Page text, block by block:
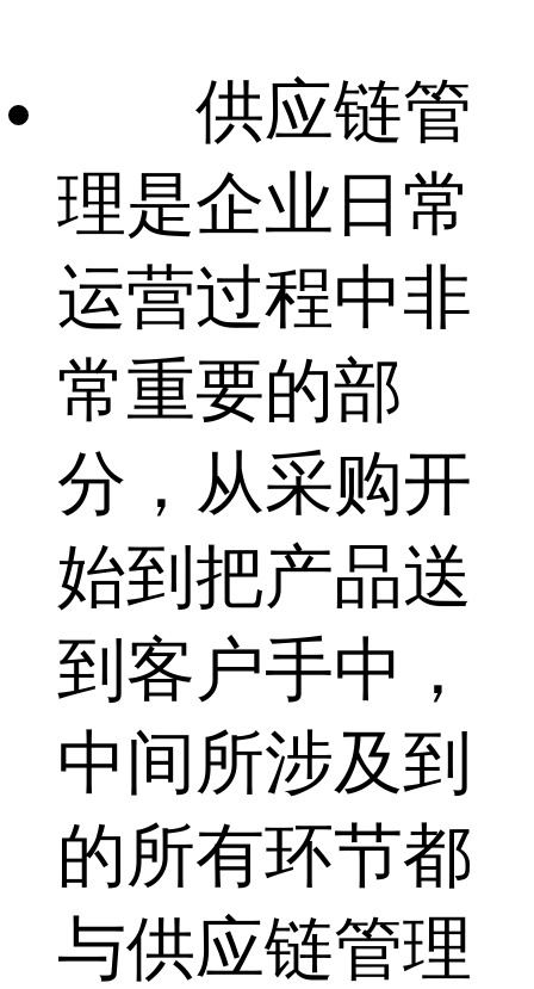
供应链管
理是企业日常
运营过程中非
常重要的部
分，从采购开
始到把产品送
到客户手中，
中间所涉及到
的所有环节都
与供应链管理